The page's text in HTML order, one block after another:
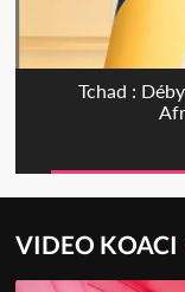
Tchad :
VIDEO